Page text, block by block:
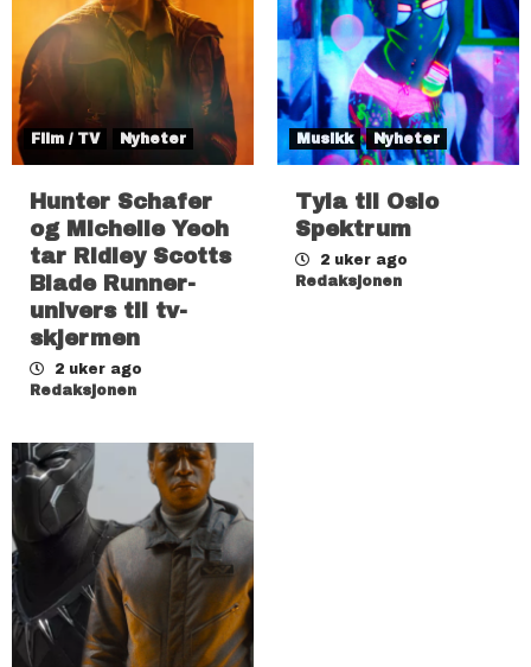
Film / TV Nyheter
Hunter Schafer
og Michelle Yeoh
tar Ridley Scotts
Blade Runner-
univers til tv-
skjermen
2 uker ago
Redaksjonen
Musikk Nyheter
Tyla til Oslo
Spektrum
2 uker ago
Redaksjonen